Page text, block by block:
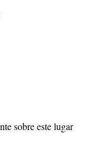
sobre este lugar